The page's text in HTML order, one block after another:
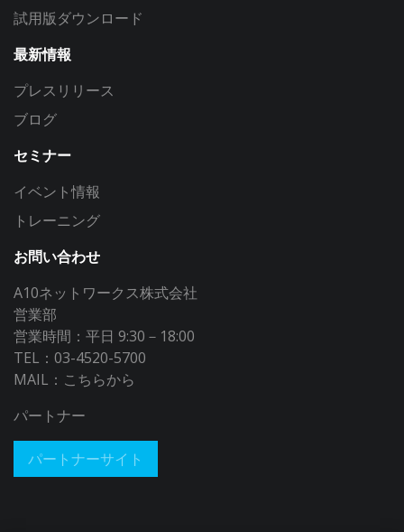
試用版ダウンロード
最新情報
プレスリリース
ブログ
セミナー
イベント情報
トレーニング
お問い合わせ
A10ネットワークス株式会社
営業部
営業時間：平日 9:30－18:00
TEL：03-4520-5700
MAIL： こちらから
パートナー
パートナーサイト